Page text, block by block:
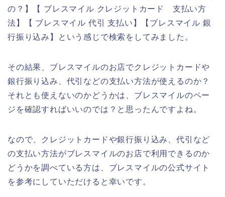
の？】【 ブレスマイル クレジットカード 支払い方
法】【 ブレスマイル 代引 支払い】【ブレスマイル 銀
行振り込み】という感じで検索をしてみました。
その結果、ブレスマイルのお店でクレジットカードや
銀行振り込み、代引などの支払い方法が使えるのか？
それとも使えないのかどうかは、ブレスマイルのペー
ジを確認すればいいのでは？と思ったんですよね。
なので、クレジットカードや銀行振り込み、代引など
の支払い方法がブレスマイルのお店で利用できるのか
どうかを調べている方は、ブレスマイルの公式サイト
を参考にしていただけると幸いです。